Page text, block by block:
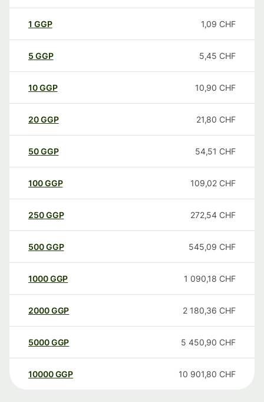
1 GGP 1,09 CHF
5 GGP 5,45 CHF
10GGP 10,90 CHF
20GGP 21,80 CHF
50GGP 54,51 CHF
100GGP 109,02 CHF
250GGP 272,54 CHF
500GGP 545,09 CHF
1000GGP 1 090,18 CHF
2000GGP 2 180,36 CHF
5000GGP 5 450,90 CHF
10000 GGP 10 901,80 CHF